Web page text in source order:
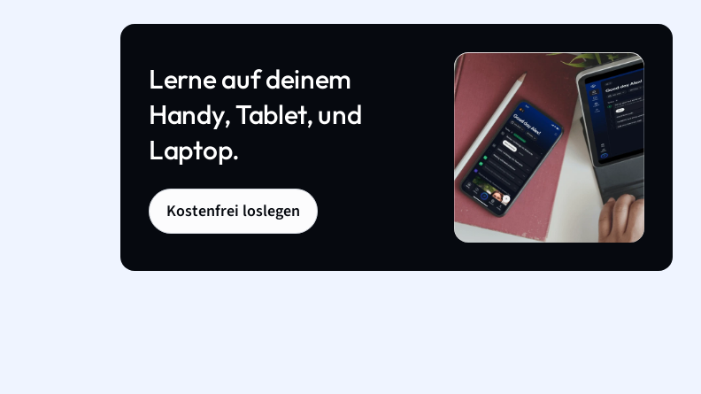
Lerne auf deinem
Handy, Tablet, und
Laptop.
Kostenfrei loslegen